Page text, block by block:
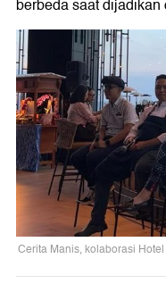
berbeda saat
Cerita Manis, kolaborasi